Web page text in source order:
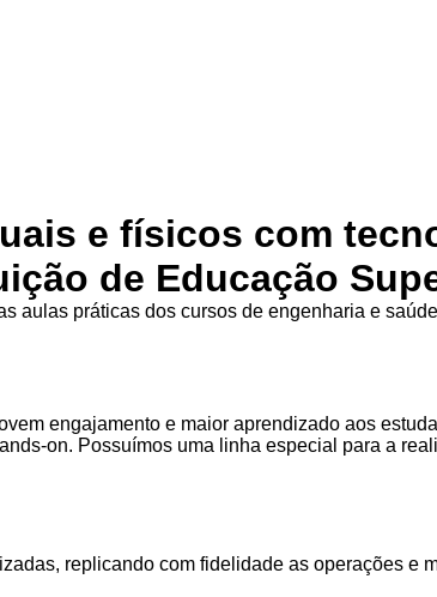
e físicos com
de Educação
aulas práticas dos cursos de engenharia e
engajamento e maior aprendizado aos
on. Possuímos uma linha especial para a
replicando com fidelidade as operações e